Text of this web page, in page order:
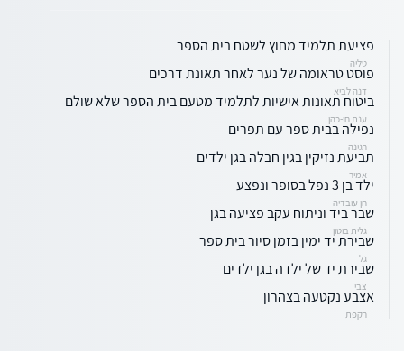
פציעת תלמיד מחוץ לשטח בית הספר
טליה
פוסט טראומה של נער לאחר תאונת דרכים
דנה לביא
ביטוח תאונות אישיות לתלמיד מטעם בית הספר שלא שולם
ענת חי-כהן
נפילה בבית ספר עם תפרים
רגינה
תביעת נזיקין בגין חבלה בגן ילדים
אמיר
ילד בן 3 נפל בסופר ונפצע
חן עובדיה
שבר ביד וניתוח עקב פציעה בגן
גלית בוטון
שבירת יד ימין בזמן סיור בית ספר
גל
שבירת יד של ילדה בגן ילדים
צבי
אצבע נקטעה בצהרון
רקפת